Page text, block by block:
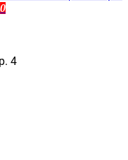
0
4